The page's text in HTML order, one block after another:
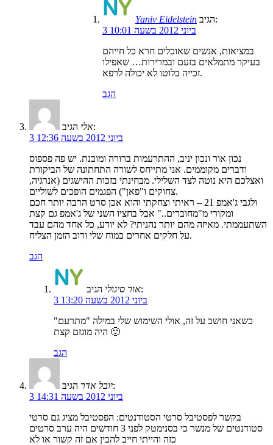
Yaniv Eidelstein
הגיב:
3 ביוני 2012 בשעה 10:01
במציאות, אנשים שאוכלים חרא כל חייהם
בעיקר מתמלאים בזעם ובמרירות… שאפילו
זכייה בלוטו לא יכולה לרפא.
הגב
אליהגיב:
3 ביוני 2012 בשעה 12:36
נכון אור ונכון יניב, ההתרעמות ברורה ומובנת. יש פה פספוס
ודברים מקוממים. אני מתייחס לשורה התחתונה של הביקורת
ואצלכם היא נוטה לצד השלילי. מבחינתי בזכות ההישגים (אנרגיה,
צחוקים ו"פאן") הפגמים הופכים לשוליים.
ולגבי ג'אמפ 21 – ראיתי וצחקתי והוא אכן סרט הרבה יותר חכם
ומקורי מ"מחוברים.." אבל בחציו השני של ג'אמפ גם קצת
השתעממתי. מאיזה מהם יותר נהניתי? לא יודע, כל אחד מהם עבד
על חלקים אחרים במוח שלי ורוב הזמן הצליח.
הגב
אור סיגוליהגיב:
3 ביוני 2012 בשעה 13:20
כשאני חושב על זה, אולי השימוש שלי במילה "מתרעם"
היה מוגזם קצת 🙂
הגב
יובל אדרהגיב:
3 ביוני 2012 בשעה 14:31
בקשר לפסטיבל סרטי הסטודנטים: הפסטיבל מציג גם סרטי
סטודנטים של מנשר כי בסנימטק לפני 3 חודשים היה ערב סרטים
כזה והייתי חייב להבין אם זה קשור או לא